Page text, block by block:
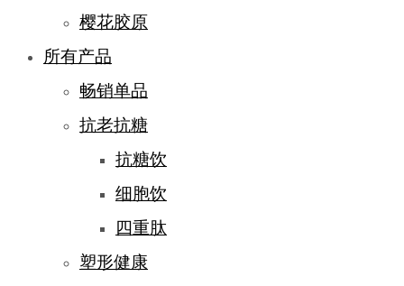
樱花胶原
所有产品
畅销单品
抗老抗糖
抗糖饮
细胞饮
四重肽
塑形健康